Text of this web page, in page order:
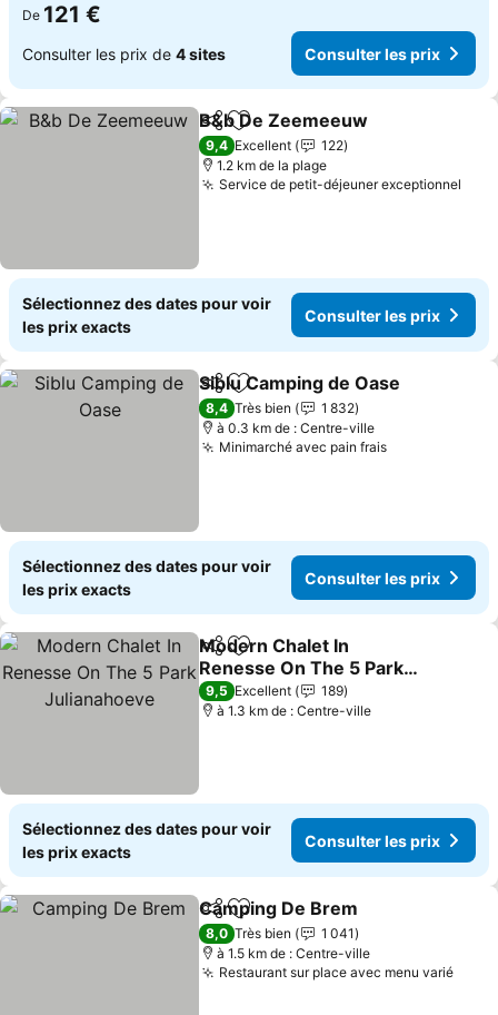
De 121 €
Consulter les prix de 4 sites Consulter les prix
PartagerAjouter à mes favoris
B&b De Zeemeeuw
9,4 Excellent
122
1.2 km de la plage
Service de petit-déjeuner exceptionnel
Sélectionnez des dates pour voir
les prix exacts
Consulter les prix
PartagerAjouter à mes favoris
Siblu Camping de Oase
8,4 Très bien
1 832
à 0.3 km de : Centre-ville
Minimarché avec pain fraisConsulter
Sélectionnez des dates pour voir
les prix exacts
Consulter les prix
PartagerAjouter à mes favoris
Modern Chalet In
Renesse On The 5 Park
Julianahoeve
Consulter les prix
9,5 Excellent
189
à 1.3 km de : Centre-ville
Sélectionnez des dates pour voir
les prix exacts
Consulter les prix
PartagerAjouter à mes favoris
Camping De Brem
8,0 Très bien
1 041
à 1.5 km de : Centre-ville
Restaurant sur place avec menu varié